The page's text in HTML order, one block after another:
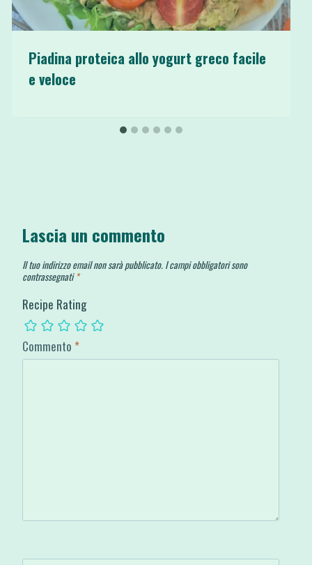
Piadina proteica allo yogurt greco facile
e veloce
Lascia un commento
Il tuo indirizzo email non sarà pubblicato. I campi obbligatori sono
contrassegnati *
Recipe Rating
Commento *